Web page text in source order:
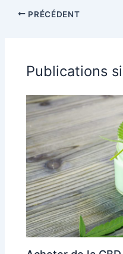
PRÉCÉDENT
Publications